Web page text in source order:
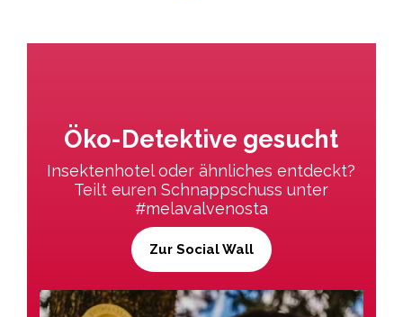
Öko-Detektive gesucht
Insektenhotel oder ähnliches entdeckt?
Teilt euren Schnappschuss unter
#melavalvenosta
Zur Social Wall